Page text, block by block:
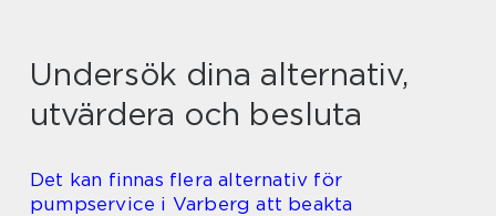
Undersök dina alternativ,
utvärdera och besluta
Det kan finnas flera alternativ för
pumpservice i Varberg att beakta